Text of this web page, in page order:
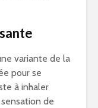
variante de la
pour se
à inhaler
de